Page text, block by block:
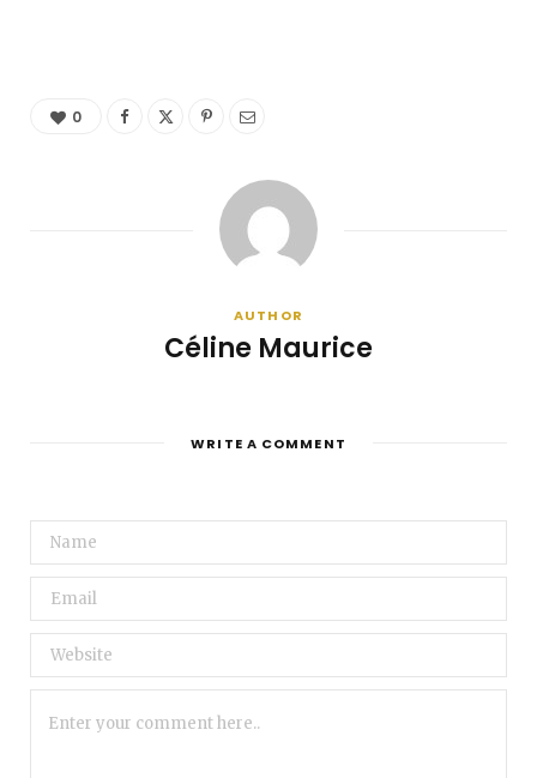
0
AUTHOR
Céline Maurice
WRITE A COMMENT